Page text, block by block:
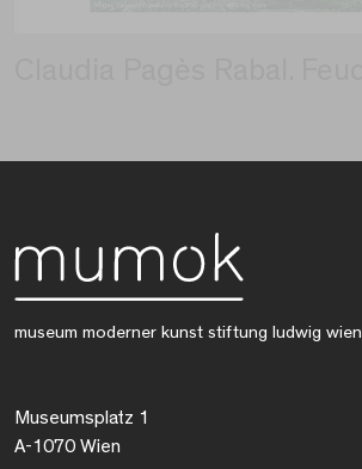
museum moderner kunst stiftung ludwig wien
Museumsplatz 1
A-1070 Wien